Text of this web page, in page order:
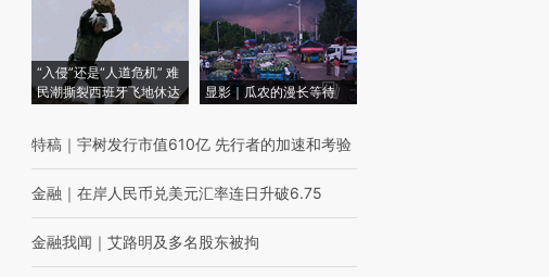
“入侵”还是“人道危机” 难
民潮撕裂西班牙飞地休达
显影｜瓜农的漫长等待
特稿 ｜ 宇树发行市值610亿 先行者的加速和考验
金融 ｜ 在岸人民币兑美元汇率连日升破6.75
金融我闻 ｜ 艾路明及多名股东被拘